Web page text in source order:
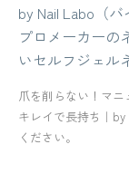
by Nail Labo（バ
プロメーカーの
いセルフジェル
爪を削らない！マニ
キレイで長持ち｜
ください。